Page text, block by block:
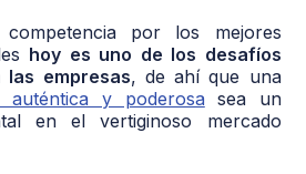
por los mejores
hoy es uno de los desafíos
las empresas, de ahí que una
auténtica y poderosa sea un
en el vertiginoso mercado